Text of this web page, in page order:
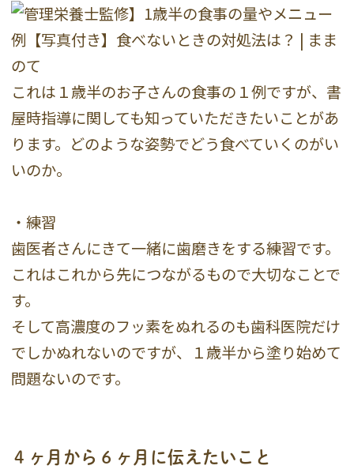
これは１歳半のお子さんの食事の１例ですが、書
屋時指導に関しても知っていただきたいことがあ
ります。どのような姿勢でどう食べていくのがい
いのか。
・練習
歯医者さんにきて一緒に歯磨きをする練習です。
これはこれから先につながるもので大切なことで
す。
そして高濃度のフッ素をぬれるのも歯科医院だけ
でしかぬれないのですが、１歳半から塗り始めて
問題ないのです。
４ヶ月から６ヶ月に伝えたいこと